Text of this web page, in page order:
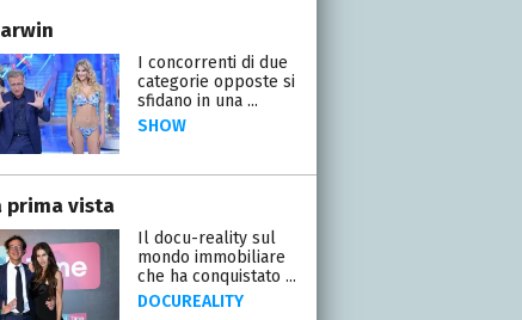
I concorrenti di due
categorie opposte si
sfidano in una ...
SHOW
prima vista
Il docu-reality sul
mondo immobiliare
che ha conquistato ...
DOCUREALITY